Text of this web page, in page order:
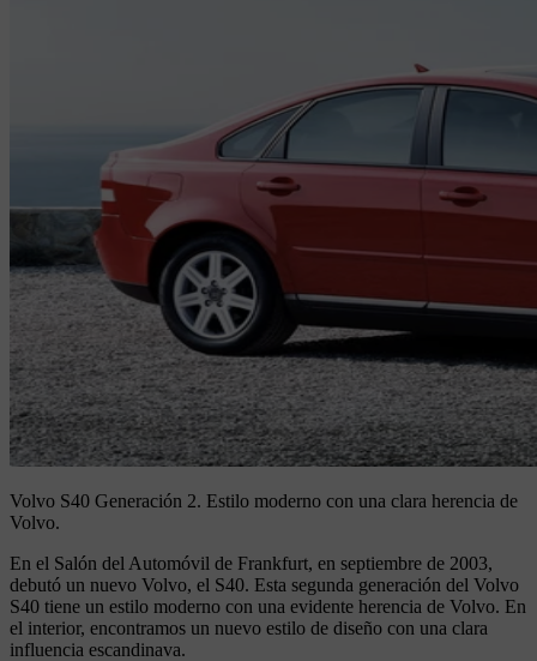
Volvo S40 Generación 2. Estilo moderno con una clara herencia de
Volvo.
En el Salón del Automóvil de Frankfurt, en septiembre de 2003,
debutó un nuevo Volvo, el S40. Esta segunda generación del Volvo
S40 tiene un estilo moderno con una evidente herencia de Volvo. En
el interior, encontramos un nuevo estilo de diseño con una clara
influencia escandinava.